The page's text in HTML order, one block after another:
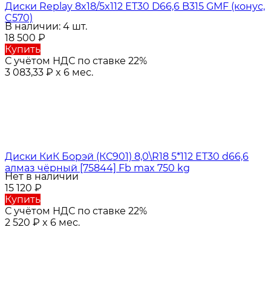
Диски Replay 8x18/5x112 ET30 D66,6 B315 GMF (конус,
C570)
В наличии: 4 шт.
18 500 ₽
Купить
С учётом НДС по ставке 22%
3 083,33 ₽ x 6 мес.
Диски КиК Борэй (КС901) 8,0\R18 5*112 ET30 d66,6
алмаз чёрный [75844] Fb max 750 kg
Нет в наличии
15 120 ₽
Купить
С учётом НДС по ставке 22%
2 520 ₽ x 6 мес.